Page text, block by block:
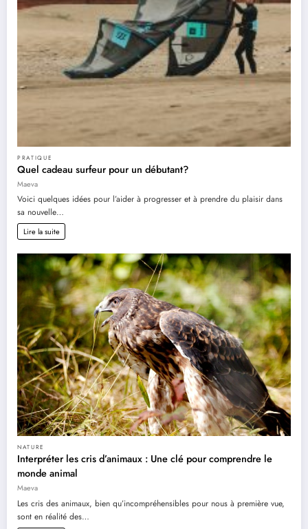
PRATIQUE
Quel cadeau surfeur pour un débutant?
Maeva
Voici quelques idées pour l’aider à progresser et à prendre du plaisir dans
sa nouvelle…
Lire la suite
NATURE
Interpréter les cris d’animaux : Une clé pour comprendre le
monde animal
Maeva
Les cris des animaux, bien qu’incompréhensibles pour nous à première vue,
sont en réalité des…